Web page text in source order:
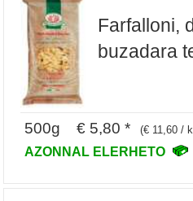
Farfalloni,
buzadara
500g € 5,80 * (€ 11,60 /
AZONNAL ELERHETO